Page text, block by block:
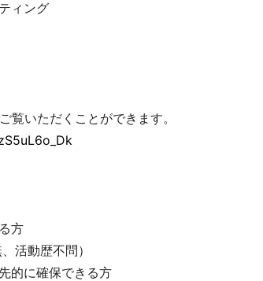
ィング
覧いただくことができます。
方
活動歴不問）
的に確保できる方